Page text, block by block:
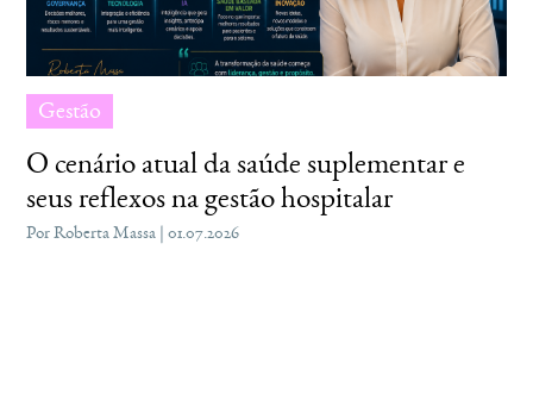
Gestão
O cenário atual da saúde suplementar e
seus reflexos na gestão hospitalar
Por Roberta Massa | 01.07.2026